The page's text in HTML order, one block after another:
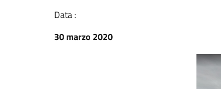
Data :
30 marzo 2020